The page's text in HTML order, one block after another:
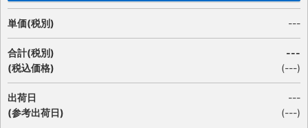
単価(税別) ---
合計(税別)
(税込価格)
---
(---)
出荷日
(参考出荷日)
---
(---)